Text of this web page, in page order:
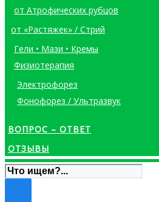
от Атрофических рубцов
от «Растяжек» / Стрий
Гели • Мази • Кремы
Физиотерапия
Электрофорез
Фонофорез / Ультразвук
ВОПРОС – ОТВЕТ
ОТЗЫВЫ